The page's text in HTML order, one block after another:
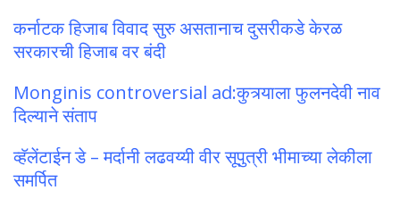
कर्नाटक हिजाब विवाद सुरु असतानाच दुसरीकडे केरळ
सरकारची हिजाब वर बंदी
Monginis controversial ad:कुत्र्याला फुलनदेवी नाव
दिल्याने संताप
व्हॅलेंटाईन डे – मर्दानी लढवय्यी वीर सूपुत्री भीमाच्या लेकीला
समर्पित